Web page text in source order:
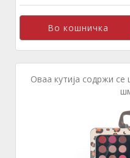
Оваа кутија содржи